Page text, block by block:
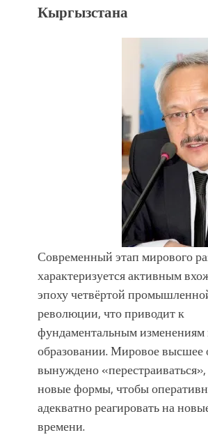
ЖУСУП АБДРАХМАНОВ
Кыргызстана
Современный этап мирового
характеризуется активным
эпоху четвёртой
революции, что приводит к
фундаментальным
образовании. Мировое высшее
вынуждено
новые формы, чтобы
адекватно реагировать на
времени.